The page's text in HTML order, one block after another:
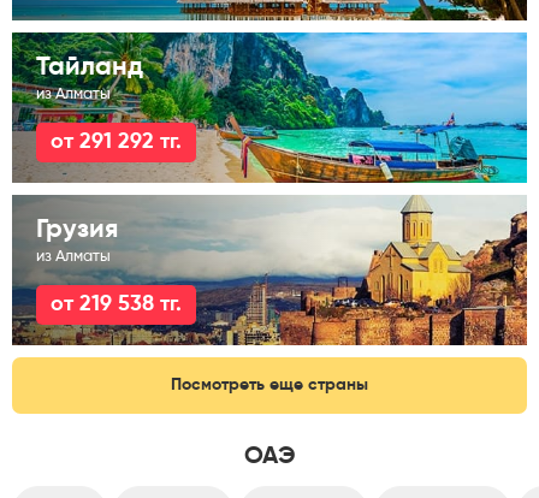
Тайланд
из Алматы
от 291 292 тг.
Грузия
из Алматы
от 219 538 тг.
Посмотреть еще страны
ОАЭ